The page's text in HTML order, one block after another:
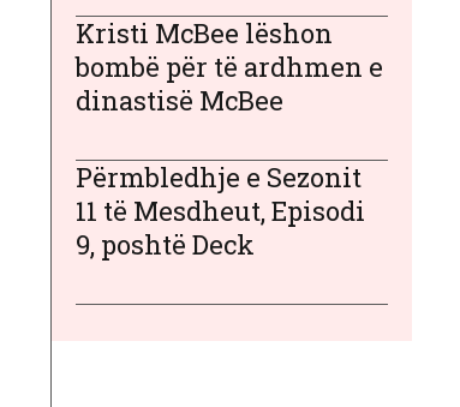
Kristi McBee lëshon
bombë për të ardhmen e
dinastisë McBee
Përmbledhje e Sezonit
11 të Mesdheut, Episodi
9, poshtë Deck